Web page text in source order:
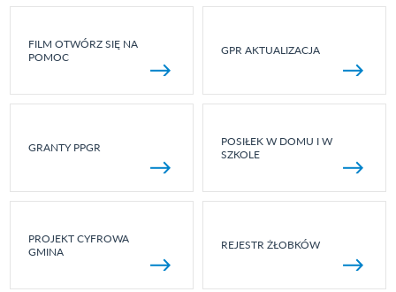
FILM OTWÓRZ SIĘ NA
POMOC
GPR AKTUALIZACJA
GRANTY PPGR
POSIŁEK W DOMU I W
SZKOLE
PROJEKT CYFROWA
GMINA
REJESTR ŻŁOBKÓW